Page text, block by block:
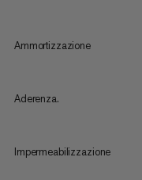
Ammortizzazione
Aderenza.
Impermeabilizzazione